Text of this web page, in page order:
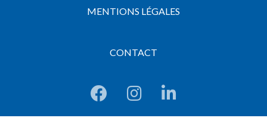
MENTIONS LÉGALES
CONTACT